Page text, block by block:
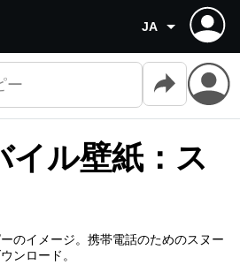
JA
イル壁紙：ス
のイメージ。携帯電話のためのスヌー
ンロード。